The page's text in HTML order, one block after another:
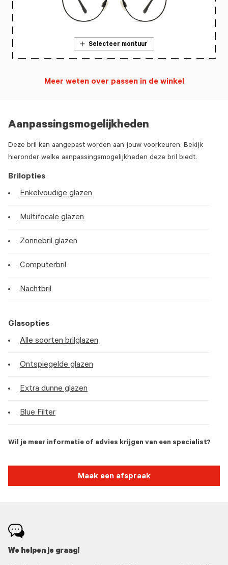
Aanpassingsmogelijkheden
Deze bril kan aangepast worden aan jouw voorkeuren. Bekijk
hieronder welke aanpassingsmogelijkheden deze bril biedt.
Brilopties
Enkelvoudige glazen
Multifocale glazen
Zonnebril glazen
Computerbril
Nachtbril
Glasopties
Alle soorten brilglazen
Ontspiegelde glazen
Extra dunne glazen
Blue Filter
Wil je meer informatie of advies krijgen van een specialist?
Maak een afspraak
Selecteer montuur
Meer weten over passen in de winkel
We helpen je graag!